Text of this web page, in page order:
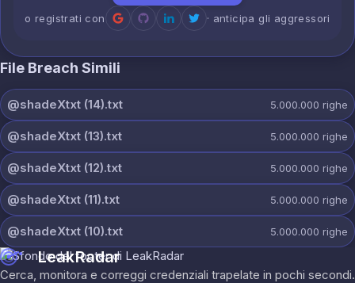
o registrati con · anticipa gli aggressori
File Breach Simili
@shadeXtxt (14).txt 5.000.000 righe
@shadeXtxt (13).txt 5.000.000 righe
@shadeXtxt (12).txt 5.000.000 righe
@shadeXtxt (11).txt 5.000.000 righe
@shadeXtxt (10).txt 5.000.000 righe
LeakRadar
Cerca, monitora e correggi credenziali trapelate in pochi secondi.